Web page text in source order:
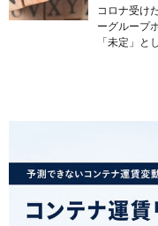
コロナ受け
ーグループ
「未定」